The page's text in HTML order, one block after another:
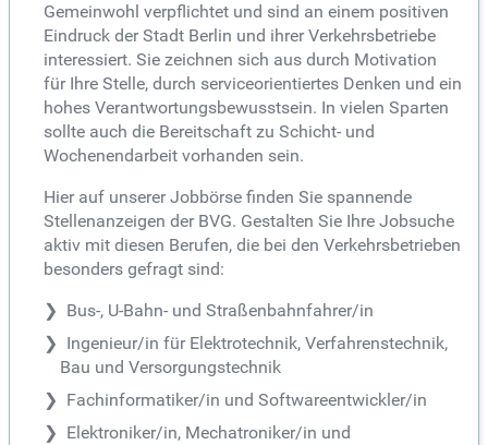
Gemeinwohl verpflichtet und sind an einem positiven
Eindruck der Stadt Berlin und ihrer Verkehrsbetriebe
interessiert. Sie zeichnen sich aus durch Motivation
für Ihre Stelle, durch serviceorientiertes Denken und ein
hohes Verantwortungsbewusstsein. In vielen Sparten
sollte auch die Bereitschaft zu Schicht- und
Wochenendarbeit vorhanden sein.
Hier auf unserer Jobbörse finden Sie spannende
Stellenanzeigen der BVG. Gestalten Sie Ihre Jobsuche
aktiv mit diesen Berufen, die bei den Verkehrsbetrieben
besonders gefragt sind:
Bus-, U-Bahn- und Straßenbahnfahrer/in
Ingenieur/in für Elektrotechnik, Verfahrenstechnik,
Bau und Versorgungstechnik
Fachinformatiker/in und Softwareentwickler/in
Elektroniker/in, Mechatroniker/in und